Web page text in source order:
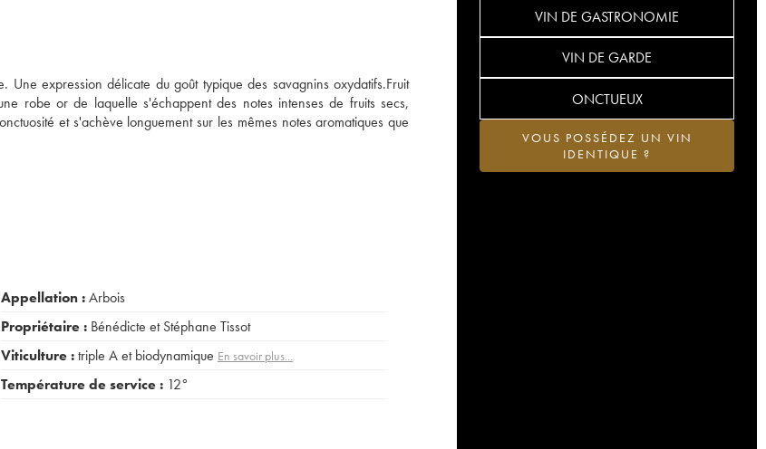
expression délicate du goût typique des savagnins oxydatifs.Fruit
robe or de laquelle s'échappent des notes intenses de fruits secs,
et s'achève longuement sur les mêmes notes aromatiques que
VIN DE GASTRONOMIE
VIN DE GARDE
ONCTUEUX
VOUS POSSÉDEZ UN VIN
IDENTIQUE ?
Appellation :Arbois
Propriétaire : Bénédicte et Stéphane Tissot
Viticulture :triple A et biodynamique En savoir plus...
Température de service : 12°